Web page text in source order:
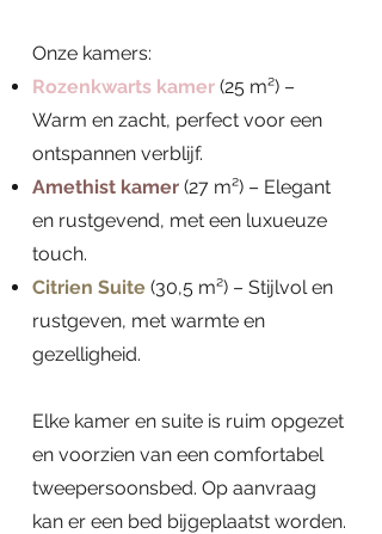
Onze kamers:
Rozenkwarts kamer (25 m²) –
Warm en zacht, perfect voor een
ontspannen verblijf.
Amethist kamer (27 m²) – Elegant
en rustgevend, met een luxueuze
touch.​
Citrien Suite (30,5 m²) – Stijlvol en
rustgeven, met warmte en
gezelligheid.
Elke kamer en suite is ruim opgezet
en voorzien van een comfortabel
tweepersoonsbed. Op aanvraag
kan er een bed bijgeplaatst worden.